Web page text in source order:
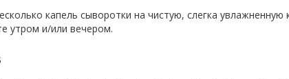
капель сыворотки на чистую, слегка
утром и/или вечером.